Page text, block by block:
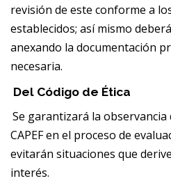
revisión de este conforme a
establecidos; así mismo
anexando la documentación
necesaria.
Del Código de Ética
Se garantizará la observancia
CAPEF en el proceso de
evitarán situaciones que
interés.